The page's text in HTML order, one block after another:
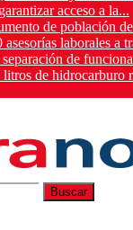
acceso a la...
de población
laborales a
de
de hidrocarburo
Buscar